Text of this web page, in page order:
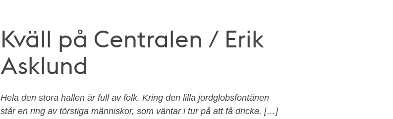
Kväll på Centralen / Erik
Asklund
Hela den stora hallen är full av folk. Kring den lilla jordglobsfontänen
står en ring av törstiga människor, som väntar i tur på att få dricka. […]